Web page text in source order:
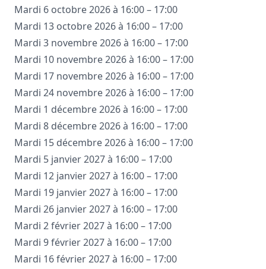
Mardi 6 octobre 2026 à 16:00 – 17:00
Mardi 13 octobre 2026 à 16:00 – 17:00
Mardi 3 novembre 2026 à 16:00 – 17:00
Mardi 10 novembre 2026 à 16:00 – 17:00
Mardi 17 novembre 2026 à 16:00 – 17:00
Mardi 24 novembre 2026 à 16:00 – 17:00
Mardi 1 décembre 2026 à 16:00 – 17:00
Mardi 8 décembre 2026 à 16:00 – 17:00
Mardi 15 décembre 2026 à 16:00 – 17:00
Mardi 5 janvier 2027 à 16:00 – 17:00
Mardi 12 janvier 2027 à 16:00 – 17:00
Mardi 19 janvier 2027 à 16:00 – 17:00
Mardi 26 janvier 2027 à 16:00 – 17:00
Mardi 2 février 2027 à 16:00 – 17:00
Mardi 9 février 2027 à 16:00 – 17:00
Mardi 16 février 2027 à 16:00 – 17:00